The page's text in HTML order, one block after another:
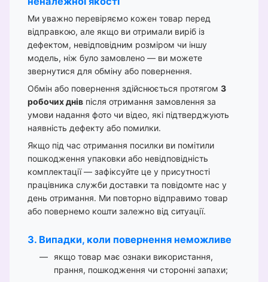
Ми уважно перевіряємо кожен товар перед
відправкою, але якщо ви отримали виріб із
дефектом, невідповідним розміром чи іншу
модель, ніж було замовлено — ви можете
звернутися для обміну або повернення.
Обмін або повернення здійснюється протягом 3
робочих днів після отримання замовлення за
умови надання фото чи відео, які підтверджують
наявність дефекту або помилки.
Якщо під час отримання посилки ви помітили
пошкодження упаковки або невідповідність
комплектації — зафіксуйте це у присутності
працівника служби доставки та повідомте нас у
день отримання. Ми повторно відправимо товар
або повернемо кошти залежно від ситуації.
3. Випадки, коли повернення неможливе
якщо товар має ознаки використання,
прання, пошкодження чи сторонні запахи;